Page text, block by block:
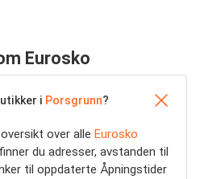
Eurosko
i Porsgrunn?
over alle Eurosko
du adresser, avstanden til
til oppdaterte Åpningstider